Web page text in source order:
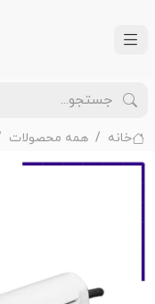
خانه همه محصولات